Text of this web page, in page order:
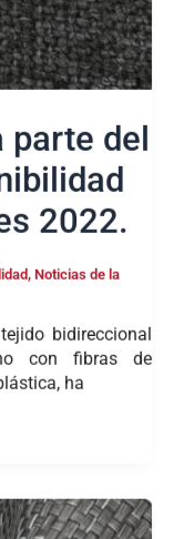
parte del
2022.
, Noticias de la
bidireccional
con fibras de
ha